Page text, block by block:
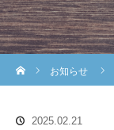
お知らせ
2025.02.21